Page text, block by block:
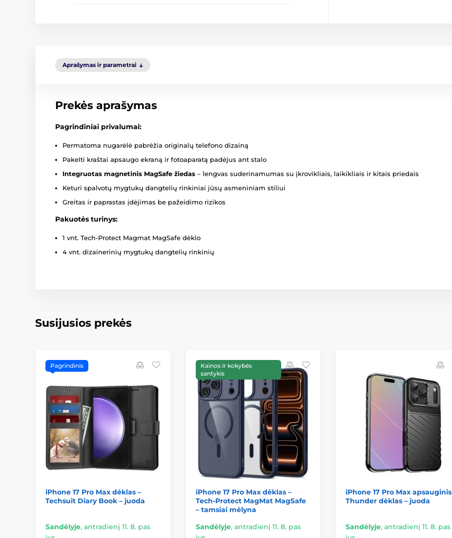
Aprašymas ir parametrai
Prekės aprašymas
Pagrindiniai privalumai:
Permatoma nugarėlė pabrėžia originalų telefono dizainą
Pakelti kraštai apsaugo ekraną ir fotoaparatą padėjus ant stalo
Integruotas magnetinis MagSafe žiedas – lengvas suderinamumas su įkrovikliais, laikikliais ir kitais priedais
Keturi spalvotų mygtukų dangtelių rinkiniai jūsų asmeniniam stiliui
Greitas ir paprastas įdėjimas be pažeidimo rizikos
Pakuotės turinys:
1 vnt. Tech-Protect Magmat MagSafe dėklo
4 vnt. dizainerinių mygtukų dangtelių rinkinių
Susijusios prekės
Pagrindinis
iPhone 17 Pro Max dėklas –
Techsuit Diary Book – juoda
Sandėlyje, antradienį 11. 8. pas
Kainos ir kokybės
santykis
iPhone 17 Pro Max dėklas –
Tech-Protect MagMat MagSafe
– tamsiai mėlyna
Sandėlyje, antradienį 11. 8. pas
iPhone 17 Pro Max apsauginis
Thunder dėklas – juoda
Sandėlyje, antradienį 11. 8. pas